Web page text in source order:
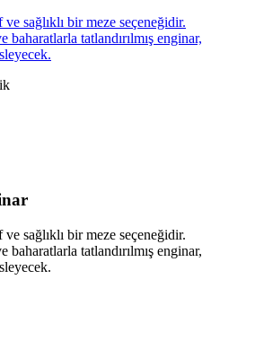
sağlıklı bir meze seçeneğidir.
tatlandırılmış enginar,
sağlıklı bir meze seçeneğidir.
tatlandırılmış enginar,